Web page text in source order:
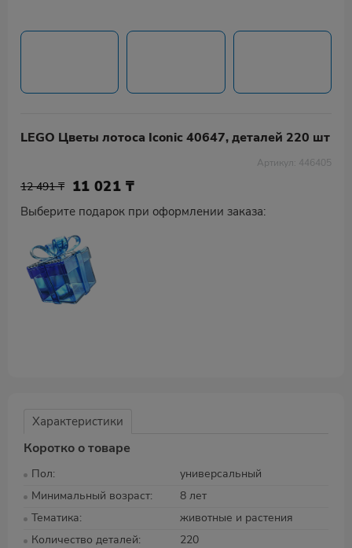
LEGO Цветы лотоса Iconic 40647, деталей 220 шт
Артикул: 446405
12 491 ₸ 11 021 ₸
Выберите подарок при оформлении заказа:
Характеристики
Коротко о товаре
Пол
универсальный
Минимальный возраст
8 лет
Тематика
животные и растения
Количество деталей
220